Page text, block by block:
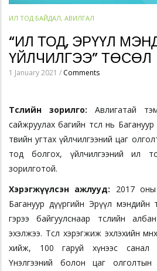
ИЛ ТОД БАЙДАЛ, АВИЛГАЛ
“ИЛ ТОД, ЭРҮҮЛ
ҮЙЛЧИЛГЭЭ” ТӨСӨЛ
1 January 2021 / Comments
Төслийн зорилго: Авлигатай
сайжруулах багийн төсөл нь
төвийн угтах үйлчилгээний цаг
тод болгох, үйлчилгээний ил
зорилготой.
Хэрэгжүүлсэн ажлууд: 2017 оны
Багануур дүүргийн Эрүүл мэндийн
гэрээ байгуулснаар төслийн
эхэлжээ. Төсөл хэрэгжиж эхлэхийн
хийж, 100 гаруй хүнээс санал
Үнэлгээний болон цаг олголтын